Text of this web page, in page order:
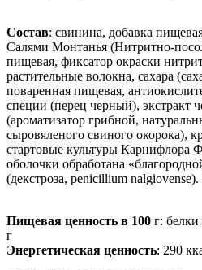
Состав: свинина, добавка
Салями Монтанья (Нитритно-
пищевая, фиксатор окраски
растительные волокна, сахара
поваренная пищевая,
специи (перец черный), экстракт
(ароматизатор грибной,
сыровяленого свиного окорока),
стартовые культуры Карнифлора
оболочки обработана
(декстроза, penicillium nalgiovense).
Пищевая ценность в 100 г:
г
Энергетическая ценность: 290